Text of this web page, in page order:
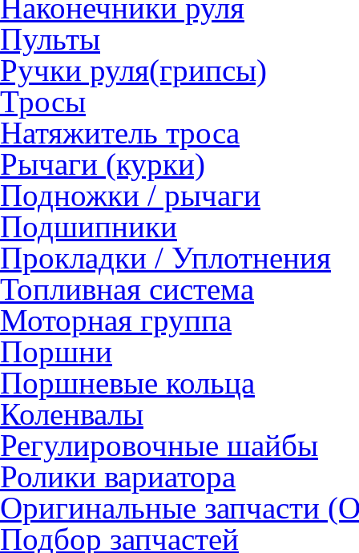
Наконечники руля
Пульты
Ручки руля(грипсы)
Тросы
Натяжитель троса
Рычаги (курки)
Подножки / рычаги
Подшипники
Прокладки / Уплотнения
Топливная система
Моторная группа
Поршни
Поршневые кольца
Коленвалы
Регулировочные шайбы
Ролики вариатора
Оригинальные запчасти
Подбор запчастей